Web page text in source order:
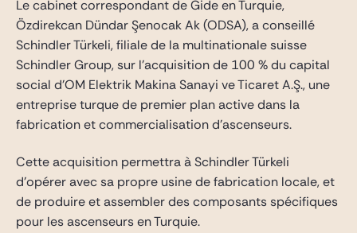
Le cabinet correspondant de Gide en Turquie,
Özdirekcan Dündar Şenocak Ak (ODSA), a conseillé
Schindler Türkeli, filiale de la multinationale suisse
Schindler Group, sur l’acquisition de 100 % du capital
social d’OM Elektrik Makina Sanayi ve Ticaret A.Ş., une
entreprise turque de premier plan active dans la
fabrication et commercialisation d’ascenseurs.
Cette acquisition permettra à Schindler Türkeli
d’opérer avec sa propre usine de fabrication locale, et
de produire et assembler des composants spécifiques
pour les ascenseurs en Turquie.